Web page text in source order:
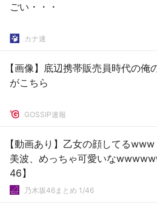
ごい・・・
カナ速
【画像】底辺携帯販売員時代の俺
がこちら
GOSSIP速報
【動画あり】乙女の顔してる
美波、めっちゃ可愛いな
46】
乃木坂46まとめ 1/46